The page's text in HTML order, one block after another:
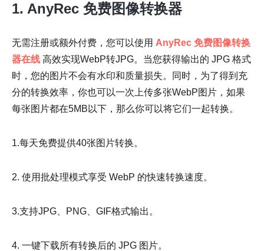
1. AnyRec 免费图像转换器
无需注册或额外付费，您可以使用 AnyRec 免费图像转换
器在线 高效实现WebP转JPG。当您获得输出的 JPG 格式
时，您的图片不会有水印和质量损失。同时，为了得到充
分的转换效率，你也可以一次上传多张WebP图片，如果
每张图片都在5MB以下，那么你可以将它们一起转换。
1.每天免费提供40张图片转换。
2. 使用批处理模式享受 WebP 的快速转换速度。
3.支持JPG、PNG、GIF格式输出。
4. 一键下载所有转换后的 JPG 图片。